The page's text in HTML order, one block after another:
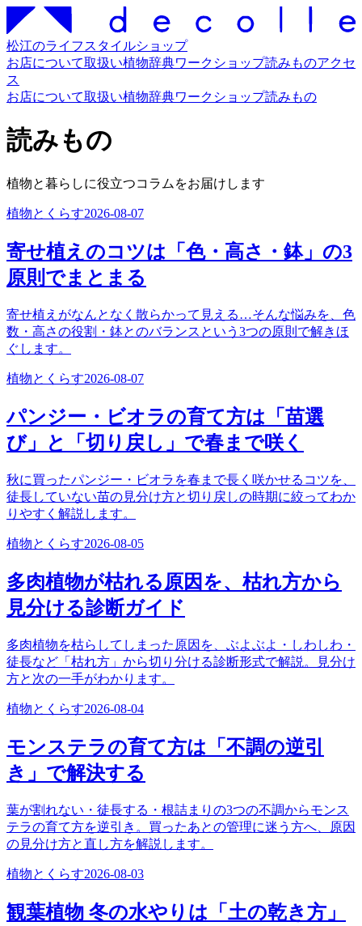
松江のライフスタイルショップ
お店について取扱い植物辞典ワークショップ読みものアクセ
ス
お店について取扱い植物辞典ワークショップ読みもの
読みもの
植物と暮らしに役立つコラムをお届けします
植物とくらす2026-08-07
寄せ植えのコツは「色・高さ・鉢」の3
原則でまとまる
寄せ植えがなんとなく散らかって見える…そんな悩みを、色
数・高さの役割・鉢とのバランスという3つの原則で解きほ
ぐします。
植物とくらす2026-08-07
パンジー・ビオラの育て方は「苗選
び」と「切り戻し」で春まで咲く
秋に買ったパンジー・ビオラを春まで長く咲かせるコツを、
徒長していない苗の見分け方と切り戻しの時期に絞ってわか
りやすく解説します。
植物とくらす2026-08-05
多肉植物が枯れる原因を、枯れ方から
見分ける診断ガイド
多肉植物を枯らしてしまった原因を、ぶよぶよ・しわしわ・
徒長など「枯れ方」から切り分ける診断形式で解説。見分け
方と次の一手がわかります。
植物とくらす2026-08-04
モンステラの育て方は「不調の逆引
き」で解決する
葉が割れない・徒長する・根詰まりの3つの不調からモンス
テラの育て方を逆引き。買ったあとの管理に迷う方へ、原因
の見分け方と直し方を解説します。
植物とくらす2026-08-03
観葉植物 冬の水やりは「土の乾き方」